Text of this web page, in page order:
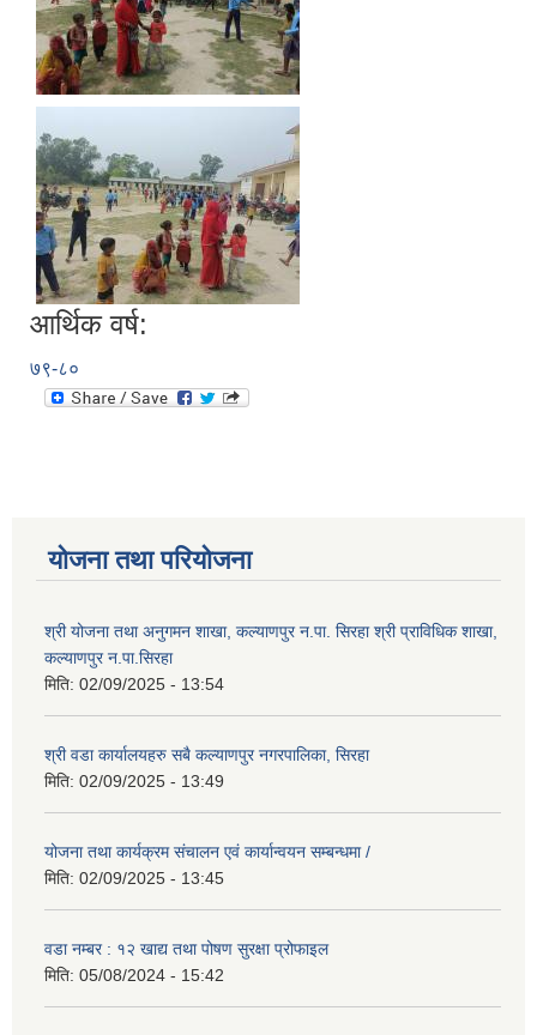
आर्थिक वर्ष:
७९-८०
योजना तथा परियोजना
श्री योजना तथा अनुगमन शाखा, कल्याणपुर न.पा. सिरहा श्री प्राविधिक शाखा,
कल्याणपुर न.पा.सिरहा
मिति: 02/09/2025 - 13:54
श्री वडा कार्यालयहरु सबै कल्याणपुर नगरपालिका, सिरहा
मिति: 02/09/2025 - 13:49
योजना तथा कार्यक्रम संचालन एवं कार्यान्वयन सम्बन्धमा /
मिति: 02/09/2025 - 13:45
वडा नम्बर : १२ खाद्य तथा पोषण सुरक्षा प्रोफाइल
मिति: 05/08/2024 - 15:42